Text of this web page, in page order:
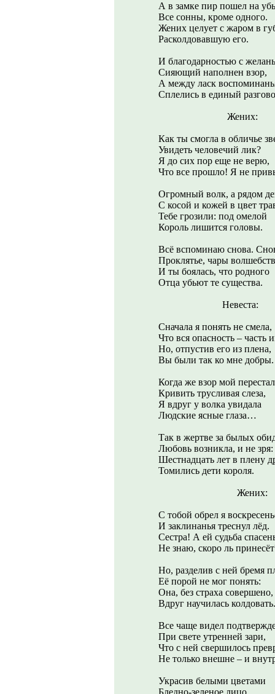
А в замке пир пошел на
Все сонны, кроме одного.
Жених целует с жаром в
Расколдовавшую его.
И благодарностью с
Сияющий наполнен взор,
А между ласк
Сплелись в единый
Жених:
Как ты смогла в обличье
Увидеть человечий лик?
Я до сих пор еще не верю,
Что все прошло! Я не
Огромный волк, а рядом
С косой и кожей в цвет
Тебе грозили: под омелой
Король лишится головы.
Всё вспоминаю снова.
Проклятье, чары
И ты боялась, что родного
Отца убьют те существа.
Невеста:
Сначала я понять не смела,
Что вся опасность – часть
Но, отпустив его из плена,
Вы были так ко мне добры.
Когда же взор мой
Кривить трусливая слеза,
Я вдруг у волка увидала
Людские ясные глаза…
Так в жертве за былых
Любовь возникла, и не зря:
Шестнадцать лет в плену
Томились дети короля.
Жених:
С тобой обрел я
И заклинанья треснул лёд.
Сестра! А ей судьба
Не знаю, скоро ль
Но, разделив с ней бремя
Её порой не мог понять:
Она, без страха совершено,
Вдруг научилась колдовать.
Все чаще видел
При свете утренней зари,
Что с ней свершилось
Не только внешне – и
Украсив белыми цветами
Бледно-зеленое лицо,